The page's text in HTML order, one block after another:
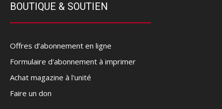
BOUTIQUE & SOUTIEN
Offres d’abonnement en ligne
Formulaire d'abonnement à imprimer
Achat magazine à l'unité
Faire un don